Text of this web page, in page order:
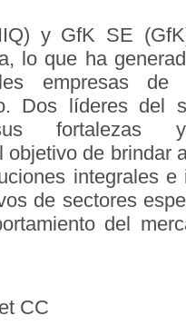
y GfK SE
lo que ha
empresas de
Dos líderes del
fortalezas y
objetivo de brindar
integrales e
de sectores
del
CC